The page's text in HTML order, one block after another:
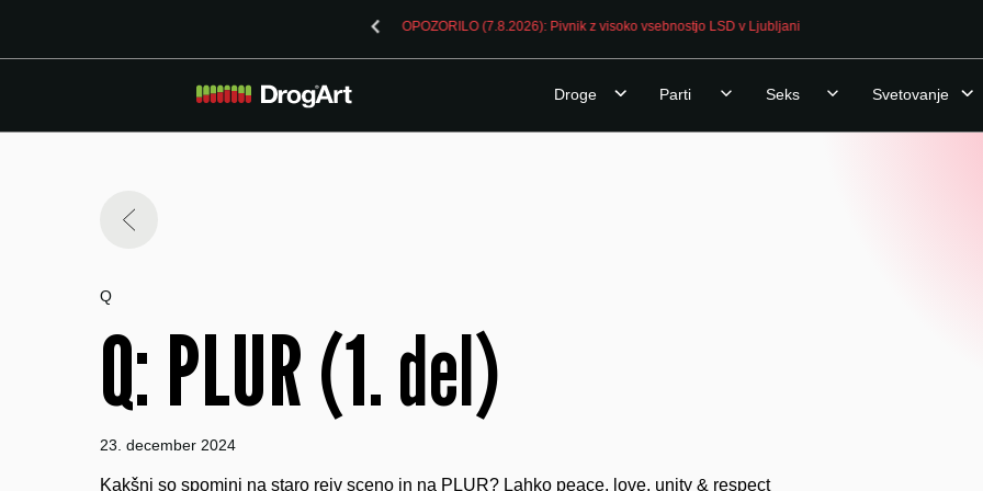
OPOZORILO (7.8.2026): Pivnik z visoko vsebnostjo LSD v Ljubljani
Droge Parti Seks Svetovanje
Q
Q: PLUR (1. del)
23. december 2024
Kakšni so spomini na staro rejv sceno in na PLUR? Lahko peace, love, unity & respect